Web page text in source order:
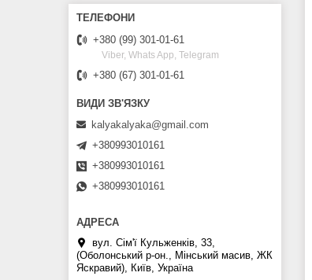
+380 (99) 301-01-61
Viber, Whats App, Telegram
+380 (67) 301-01-61
kalyakalyaka@gmail.com
+380993010161
+380993010161
+380993010161
вул. Сім'ї Кульженків, 33,
(Оболонський р-он., Мінський масив, ЖК
Яскравий), Київ, Україна